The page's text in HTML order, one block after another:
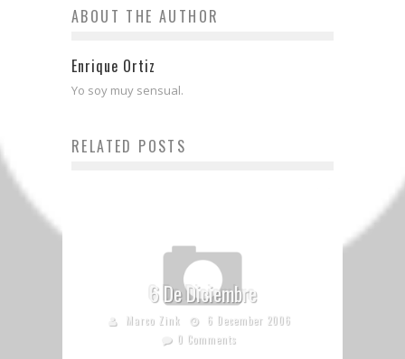
ABOUT THE AUTHOR
Enrique Ortiz
Yo soy muy sensual.
RELATED POSTS
6 De Diciembre
Marco Zink
6 December 2006
0 Comments